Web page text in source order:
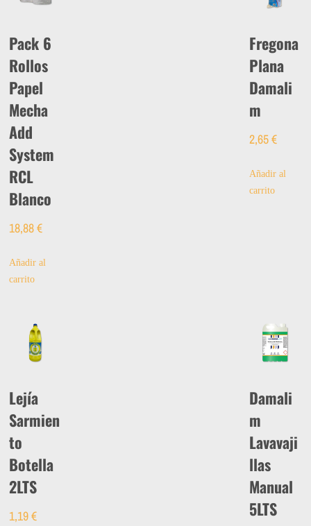
Pack 6
Rollos
Papel
Mecha
Add
System
RCL
Blanco
18,88€
Añadir al
carrito
Fregona
Plana
Damali
m
2,65€
Añadir al
carrito
Lejía
Sarmien
to
Botella
2LTS
1,19€
Damali
m
Lavavaji
llas
Manual
5LTS